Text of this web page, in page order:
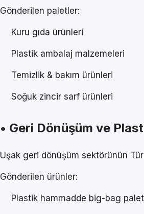
Gönderilen paletler:
Kuru gıda ürünleri
Plastik ambalaj malzemeleri
Temizlik & bakım ürünleri
Soğuk zincir sarf ürünleri
• Geri Dönüşüm ve
Uşak geri dönüşüm sektörünün
Gönderilen ürünler:
Plastik hammadde big-bag